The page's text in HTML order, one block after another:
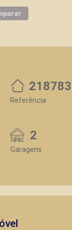
218783
Referência
2
Garagens